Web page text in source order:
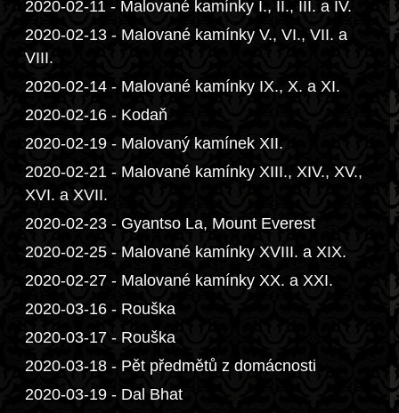
2020-02-11 - Malované kamínky I., II., III. a IV.
2020-02-13 - Malované kamínky V., VI., VII. a
VIII.
2020-02-14 - Malované kamínky IX., X. a XI.
2020-02-16 - Kodaň
2020-02-19 - Malovaný kamínek XII.
2020-02-21 - Malované kamínky XIII., XIV., XV.,
XVI. a XVII.
2020-02-23 - Gyantso La, Mount Everest
2020-02-25 - Malované kamínky XVIII. a XIX.
2020-02-27 - Malované kamínky XX. a XXI.
2020-03-16 - Rouška
2020-03-17 - Rouška
2020-03-18 - Pět předmětů z domácnosti
2020-03-19 - Dal Bhat